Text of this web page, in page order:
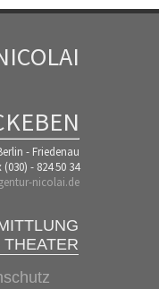
- Friedenau
(030) - 824 50 34
nicolai.de